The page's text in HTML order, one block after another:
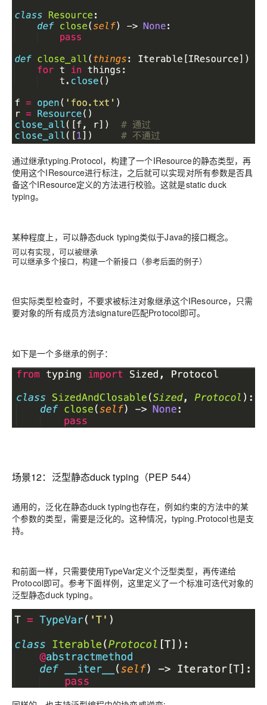
通过继承typing.Protocol，构建了一个IResource的静态类型，再
使用这个IResource进行标注，之后就可以实现对所有参数是否具
备这个IResource定义的方法进行校验。这就是static duck
typing。
某种程度上，可以静态duck typing类似于Java的接口概念。
可以有实现，可以被继承
可以继承多个接口，构建一个新接口（参考后面的例子）
但实际类型检查时，不要求被标注对象继承这个IResource，只需
要对象的所有成员方法signature匹配Protocol即可。
如下是一个多继承的例子：
场景12： 泛型静态duck typing（PEP 544）
通用的，泛化在静态duck typing也存在，例如约束的方法中的某
个参数的类型，需要是泛化的。这种情况，typing.Protocol也是支
持。
和前面一样，只需要使用TypeVar定义个泛型类型，再传递给
Protocol即可。参考下面样例，这里定义了一个标准可迭代对象的
泛型静态duck typing。